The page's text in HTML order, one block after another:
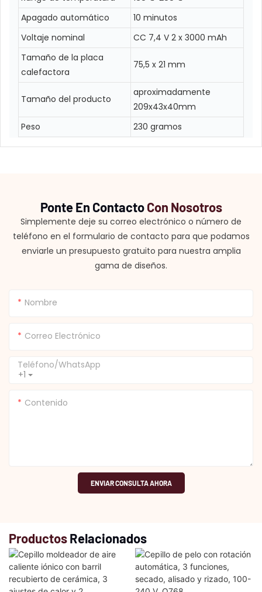
Apagado automático
10 minutos
Voltaje nominal
CC 7,4 V 2 x 3000 mAh
Tamaño de la placa
calefactora
75,5 x 21 mm
Tamaño del producto
aproximadamente
209x43x40mm
Peso
230 gramos
Ponte En ContactoCon Nosotros
Simplemente deje su correo electrónico o número de
teléfono en el formulario de contacto para que podamos
enviarle un presupuesto gratuito para nuestra amplia
gama de diseños.
Nombre
Correo Electrónico
+1
Teléfono/WhatsApp
Contenido
ENVIAR CONSULTA AHORA
ProductosRelacionados